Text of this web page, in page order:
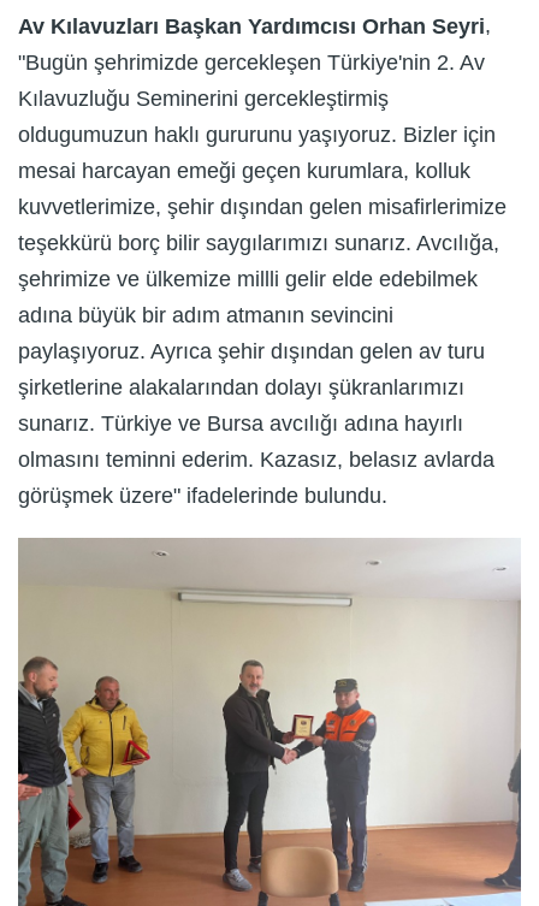
Av Kılavuzları Başkan Yardımcısı Orhan Seyri,
"Bugün şehrimizde gercekleşen Türkiye'nin 2. Av
Kılavuzluğu Seminerini gercekleştirmiş
oldugumuzun haklı gururunu yaşıyoruz. Bizler için
mesai harcayan emeği geçen kurumlara, kolluk
kuvvetlerimize, şehir dışından gelen misafirlerimize
teşekkürü borç bilir saygılarımızı sunarız. Avcılığa,
şehrimize ve ülkemize millli gelir elde edebilmek
adına büyük bir adım atmanın sevincini
paylaşıyoruz. Ayrıca şehir dışından gelen av turu
şirketlerine alakalarından dolayı şükranlarımızı
sunarız. Türkiye ve Bursa avcılığı adına hayırlı
olmasını teminni ederim. Kazasız, belasız avlarda
görüşmek üzere" ifadelerinde bulundu.